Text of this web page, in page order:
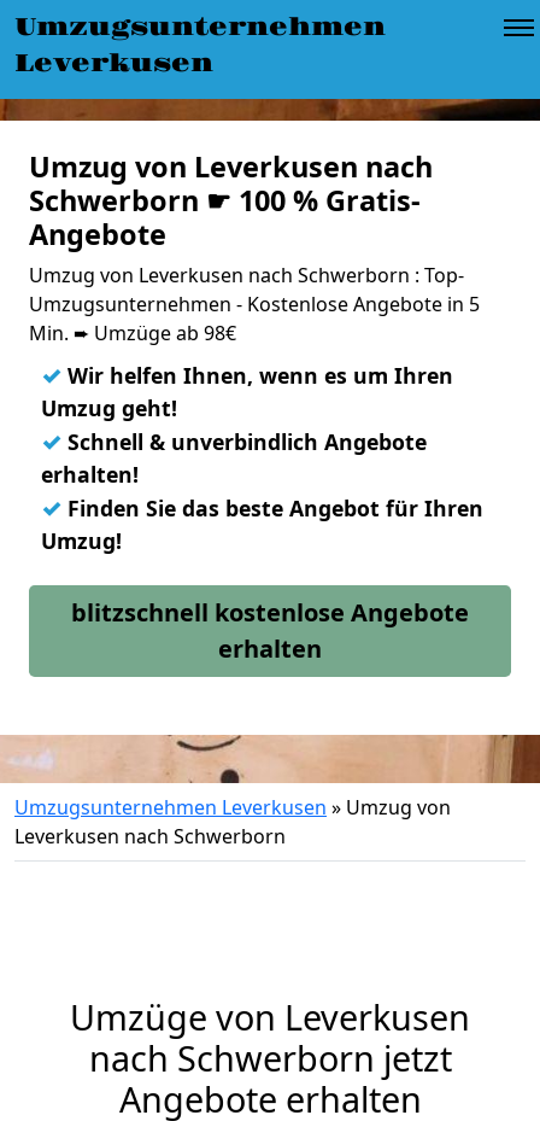
Umzugsunternehmen
Leverkusen
Umzug von Leverkusen nach
Schwerborn ☛ 100 % Gratis-
Angebote
Umzug von Leverkusen nach Schwerborn : Top-
Umzugsunternehmen - Kostenlose Angebote in 5
Min. ➨ Umzüge ab 98€
✓ Wir helfen Ihnen, wenn es um Ihren
Umzug geht!
✓ Schnell & unverbindlich Angebote
erhalten!
✓ Finden Sie das beste Angebot für Ihren
Umzug!
blitzschnell kostenlose Angebote
erhalten
Umzugsunternehmen Leverkusen » Umzug von
Leverkusen nach Schwerborn
Umzüge von Leverkusen
nach Schwerborn jetzt
Angebote erhalten